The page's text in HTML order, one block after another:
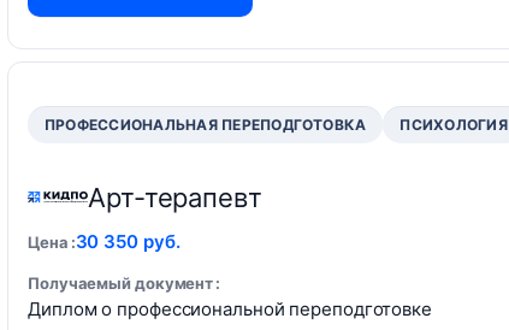
ПРОФЕССИОНАЛЬНАЯ ПЕРЕПОДГОТОВКА ПСИХОЛОГИЯ
Арт-терапевт
Цена 30 350 руб.
Получаемый документ
Диплом о профессиональной переподготовке